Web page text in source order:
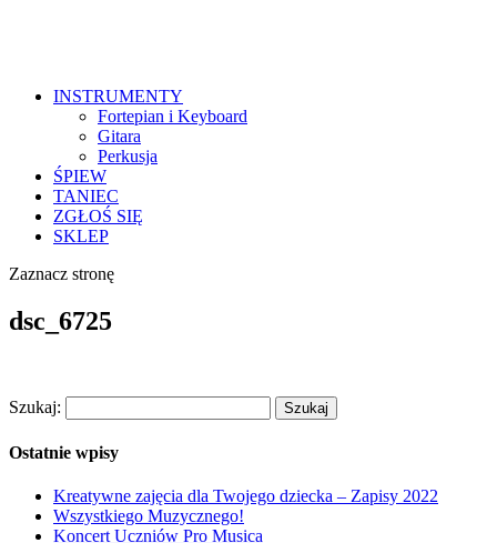
INSTRUMENTY
Fortepian i Keyboard
Gitara
Perkusja
ŚPIEW
TANIEC
ZGŁOŚ SIĘ
SKLEP
Zaznacz stronę
dsc_6725
Szukaj:
Ostatnie wpisy
Kreatywne zajęcia dla Twojego dziecka – Zapisy 2022
Wszystkiego Muzycznego!
Koncert Uczniów Pro Musica